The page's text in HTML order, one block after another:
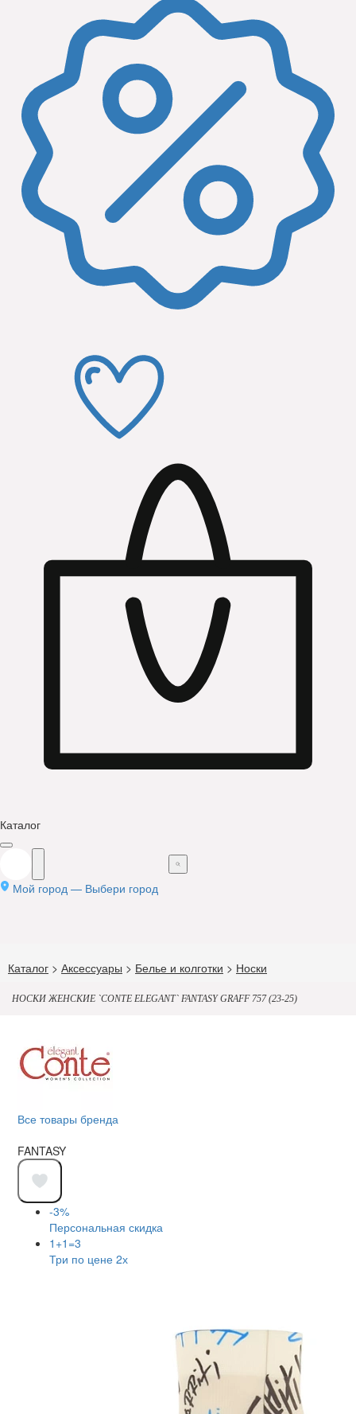
Каталог
Мой город — Выбери город
Каталог > Аксессуары > Белье и колготки > Носки
НОСКИ ЖЕНСКИЕ `CONTE ELEGANT` FANTASY GRAFF 757 (23-25)
Все товары бренда
FANTASY
-3%
Персональная скидка
1+1=3
Три по цене 2х